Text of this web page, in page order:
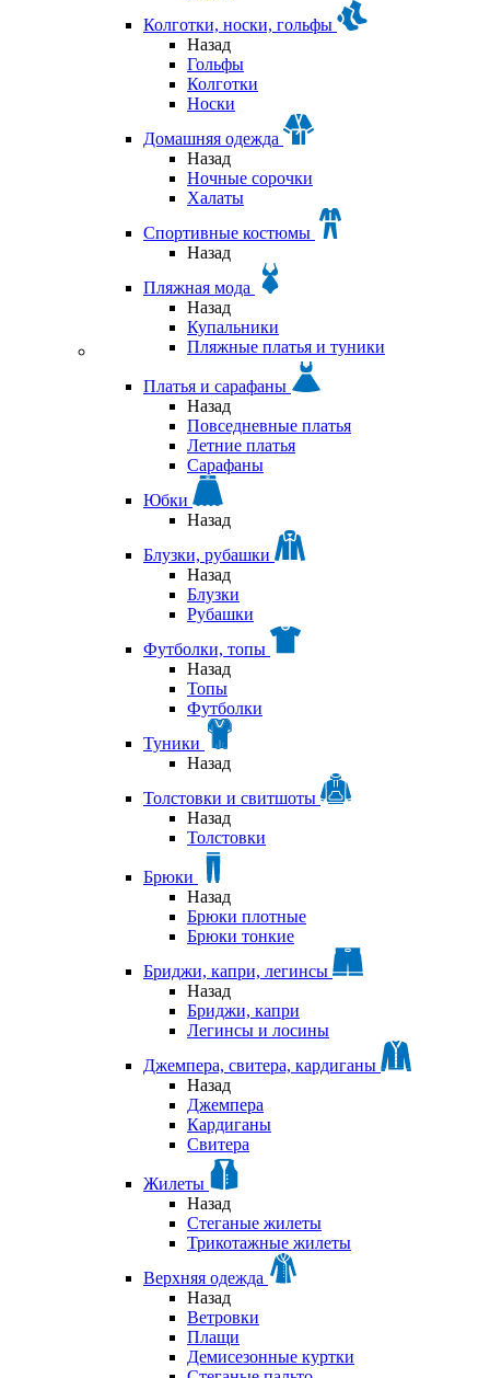
Колготки, носки, гольфы
Назад
Гольфы
Колготки
Носки
Домашняя одежда
Назад
Ночные сорочки
Халаты
Спортивные костюмы
Назад
Пляжная мода
Назад
Купальники
Пляжные платья и туники
Платья и сарафаны
Назад
Повседневные платья
Летние платья
Сарафаны
Юбки
Назад
Блузки, рубашки
Назад
Блузки
Рубашки
Футболки, топы
Назад
Топы
Футболки
Туники
Назад
Толстовки и свитшоты
Назад
Толстовки
Брюки
Назад
Брюки плотные
Брюки тонкие
Бриджи, капри, легинсы
Назад
Бриджи, капри
Легинсы и лосины
Джемпера, свитера, кардиганы
Назад
Джемпера
Кардиганы
Свитера
Жилеты
Назад
Стеганые жилеты
Трикотажные жилеты
Верхняя одежда
Назад
Ветровки
Плащи
Демисезонные куртки